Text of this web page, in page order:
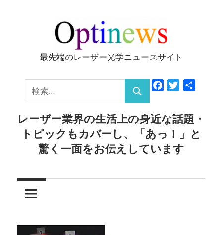
ッ
Optinews
最先端のレーザー光学ニュースサイト
索:
検
索
FacebookTwitter
レーザー業界の生活上の身近な話題・
トピックもカバーし、「あっ！」と
驚く一面をお伝えしています